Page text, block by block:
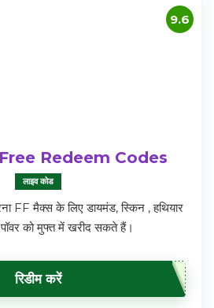
9.6
Redeem Codes
लाइव कोड
FF मैक्स के लिए डायमंड, स्किन , हथियार
को मुफ्त में खरीद सकते हैं।
रिडीम करें